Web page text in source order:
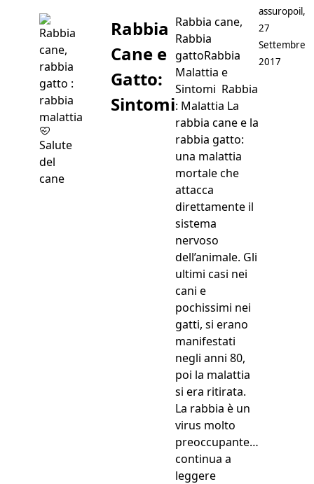
Salute
del
cane
Rabbia
Cane e
Gatto:
Sintomi
Rabbia cane,
Rabbia
gattoRabbia
Malattia e
Sintomi Rabbia
: Malattia La
rabbia cane e la
rabbia gatto:
una malattia
mortale che
attacca
direttamente il
sistema
nervoso
dell’animale. Gli
ultimi casi nei
cani e
pochissimi nei
gatti, si erano
manifestati
negli anni 80,
poi la malattia
si era ritirata.
La rabbia è un
virus molto
preoccupante…
continua a
leggere“Rabbia Cane e
Postato da
assuropoil,
27
Settembre
2017